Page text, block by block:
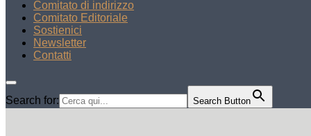
Comitato di indirizzo
Comitato Editoriale
Sostienici
Newsletter
Contatti
Search for: Search Button